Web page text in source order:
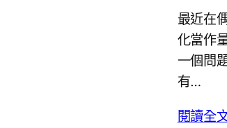
最近在
化當作
一個問
有…
閱讀全